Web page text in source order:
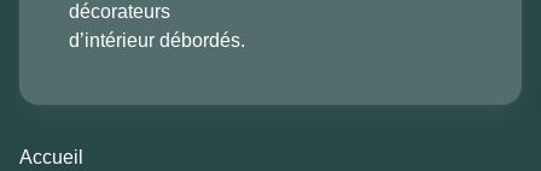
décorateurs
d’intérieur débordés.
Accueil